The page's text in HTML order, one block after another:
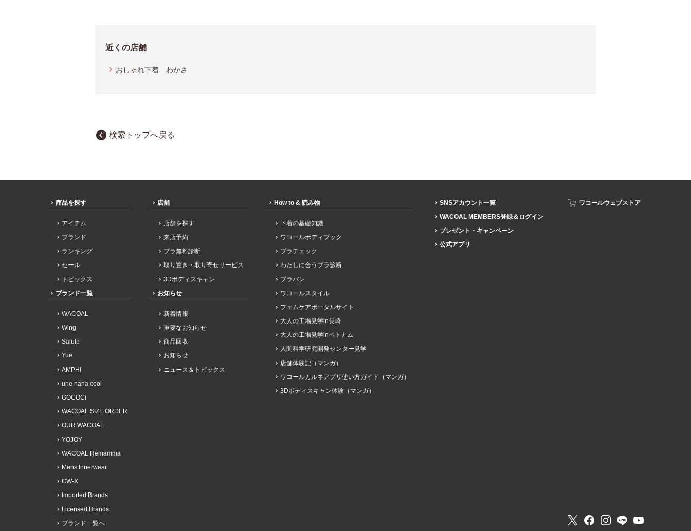
近くの店舗
おしゃれ下着 わかさ
検索トップへ戻る
商品を探す
アイテム
ブランド
ランキング
セール
トピックス
ブランド一覧
WACOAL
Wing
Salute
Yue
AMPHI
une nana cool
GOCOCi
WACOAL SIZE ORDER
OUR WACOAL
YOJOY
WACOAL Remamma
Mens Innerwear
CW-X
Imported Brands
Licensed Brands
ブランド一覧へ
店舗
店舗を探す
来店予約
ブラ無料診断
取り置き・取り寄せサービス
3Dボディスキャン
お知らせ
新着情報
重要なお知らせ
商品回収
お知らせ
ニュース＆トピックス
How to & 読み物
下着の基礎知識
ワコールボディブック
ブラチェック
わたしに合うブラ診断
ブラパン
ワコールスタイル
フェムケアポータルサイト
大人の工場見学in長崎
大人の工場見学inベトナム
人間科学研究開発センター見学
店舗体験記（マンガ）
ワコールカルネアプリ使い方ガイド（マンガ）
3Dボディスキャン体験（マンガ）
SNSアカウント一覧
WACOAL MEMBERS登録＆ログイン
プレゼント・キャンペーン
公式アプリ
ワコールウェブストア